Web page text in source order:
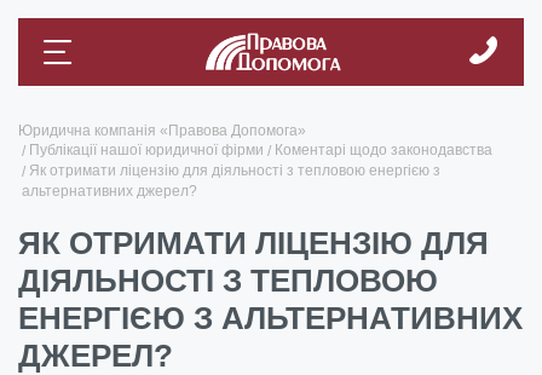
Юридична компанія «Правова Допомога»
Публікації нашої юридичної фірми
Коментарі щодо законодавства
Як отримати ліцензію для діяльності з тепловою енергією з
альтернативних джерел?
ЯК ОТРИМАТИ ЛІЦЕНЗІЮ ДЛЯ
ДІЯЛЬНОСТІ З ТЕПЛОВОЮ
ЕНЕРГІЄЮ З АЛЬТЕРНАТИВНИХ
ДЖЕРЕЛ?